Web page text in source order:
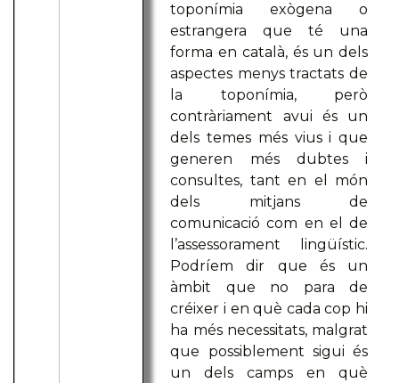
toponímia exògena o
estrangera que té una
forma en català, és un dels
aspectes menys tractats de
la toponímia, però
contràriament avui és un
dels temes més vius i que
generen més dubtes i
consultes, tant en el món
dels mitjans de
comunicació com en el de
l’assessorament lingüístic.
Podríem dir que és un
àmbit que no para de
créixer i en què cada cop hi
ha més necessitats, malgrat
que possiblement sigui és
un dels camps en què